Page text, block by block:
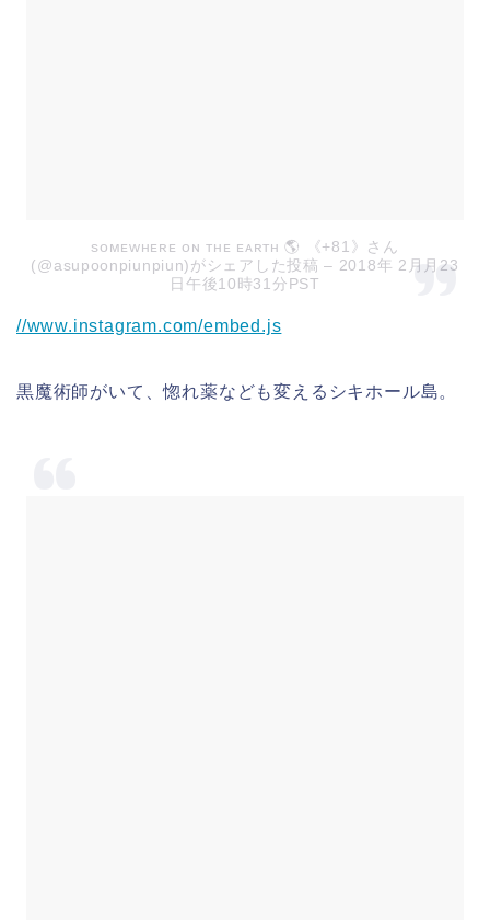
sᴏᴍᴇᴡʜᴇʀᴇ ᴏɴ ᴛʜᴇ ᴇᴀʀᴛʜ 🌎 《+81》さん
(@asupoonpiunpiun)がシェアした投稿 – 2018年 2月月23
日午後10時31分PST
//www.instagram.com/embed.js
黒魔術師がいて、惚れ薬なども変えるシキホール島。